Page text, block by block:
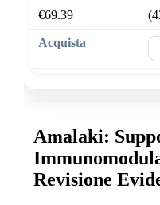
€69.39
Amalaki:
Revisione